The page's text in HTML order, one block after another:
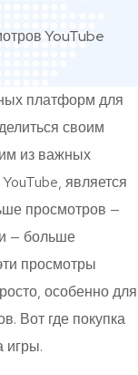
YouTube
платформ для
своим
из важных
является
просмотров —
— больше
просмотры
особенно для
Вот где покупка
игры.